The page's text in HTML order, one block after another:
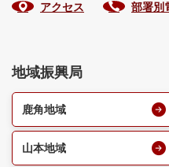
アクセス 部署別
地域振興局
鹿角地域
山本地域